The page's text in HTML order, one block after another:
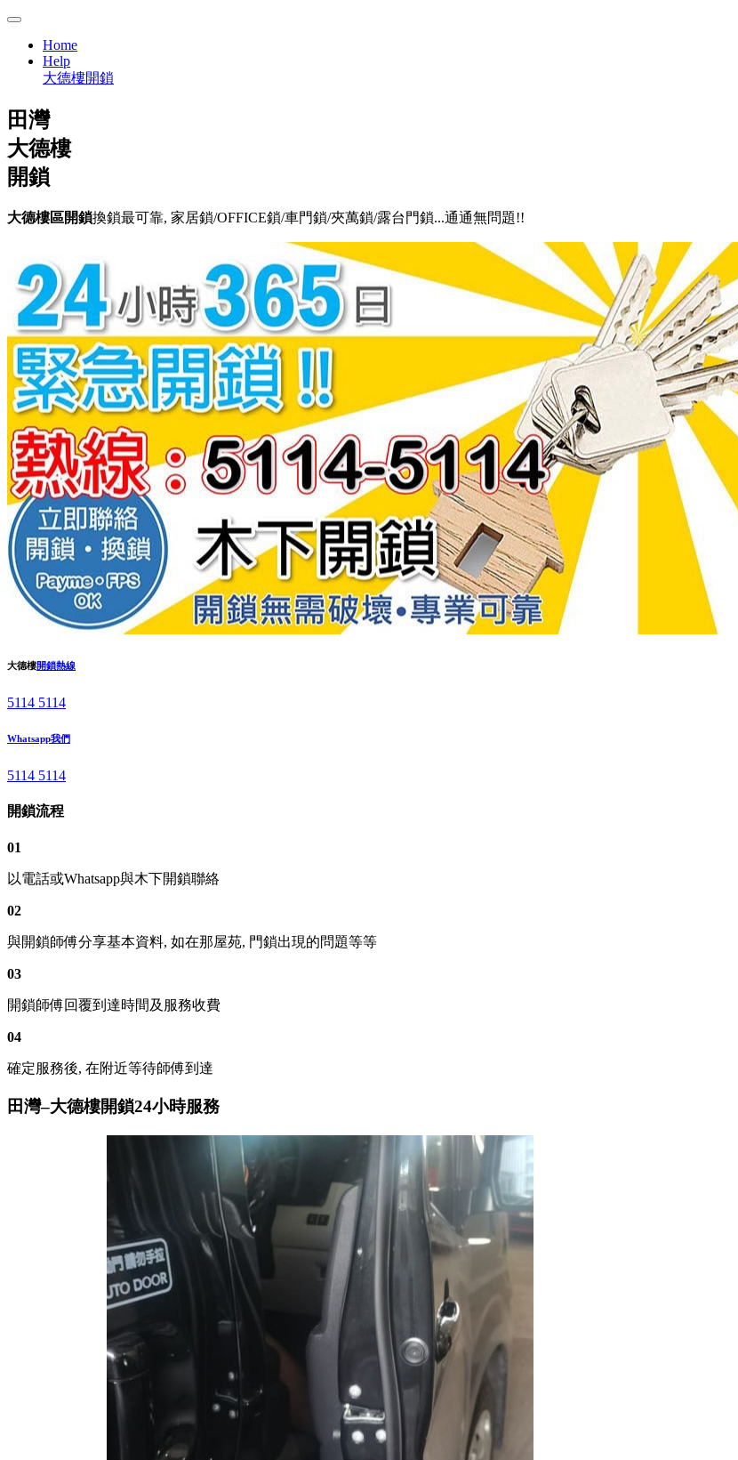
Home
Help
大德樓開鎖
田灣
大德樓
開鎖
大德樓區開鎖換鎖最可靠, 家居鎖/OFFICE鎖/車門鎖/夾萬鎖/露台門鎖...通通無問題!!
大德樓開鎖熱線
5114 5114
Whatsapp我們
5114 5114
開鎖流程
01
以電話或Whatsapp與木下開鎖聯絡
02
與開鎖師傅分享基本資料, 如在那屋苑, 門鎖出現的問題等等
03
開鎖師傅回覆到達時間及服務收費
04
確定服務後, 在附近等待師傅到達
田灣–大德樓開鎖24小時服務